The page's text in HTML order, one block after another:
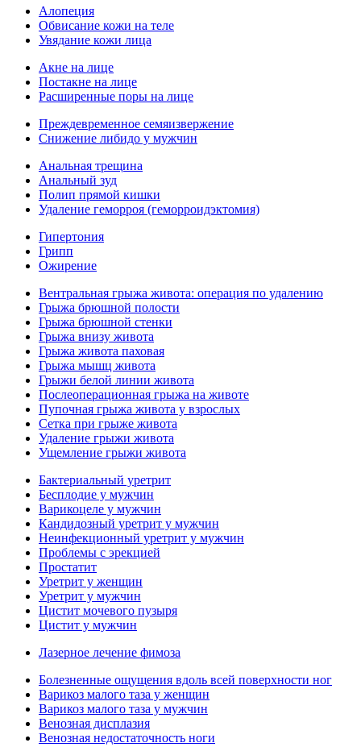
Алопеция
Обвисание кожи на теле
Увядание кожи лица
Акне на лице
Постакне на лице
Расширенные поры на лице
Преждевременное семяизвержение
Снижение либидо у мужчин
Анальная трещина
Анальный зуд
Полип прямой кишки
Удаление геморроя (геморроидэктомия)
Гипертония
Грипп
Ожирение
Вентральная грыжа живота: операция по удалению
Грыжа брюшной полости
Грыжа брюшной стенки
Грыжа внизу живота
Грыжа живота паховая
Грыжа мышц живота
Грыжи белой линии живота
Послеоперационная грыжа на животе
Пупочная грыжа живота у взрослых
Сетка при грыже живота
Удаление грыжи живота
Ущемление грыжи живота
Бактериальный уретрит
Бесплодие у мужчин
Варикоцеле у мужчин
Кандидозный уретрит у мужчин
Неинфекционный уретрит у мужчин
Проблемы с эрекцией
Простатит
Уретрит у женщин
Уретрит у мужчин
Цистит мочевого пузыря
Цистит у мужчин
Лазерное лечение фимоза
Болезненные ощущения вдоль всей поверхности ног
Варикоз малого таза у женщин
Варикоз малого таза у мужчин
Венозная дисплазия
Венозная недостаточность ноги